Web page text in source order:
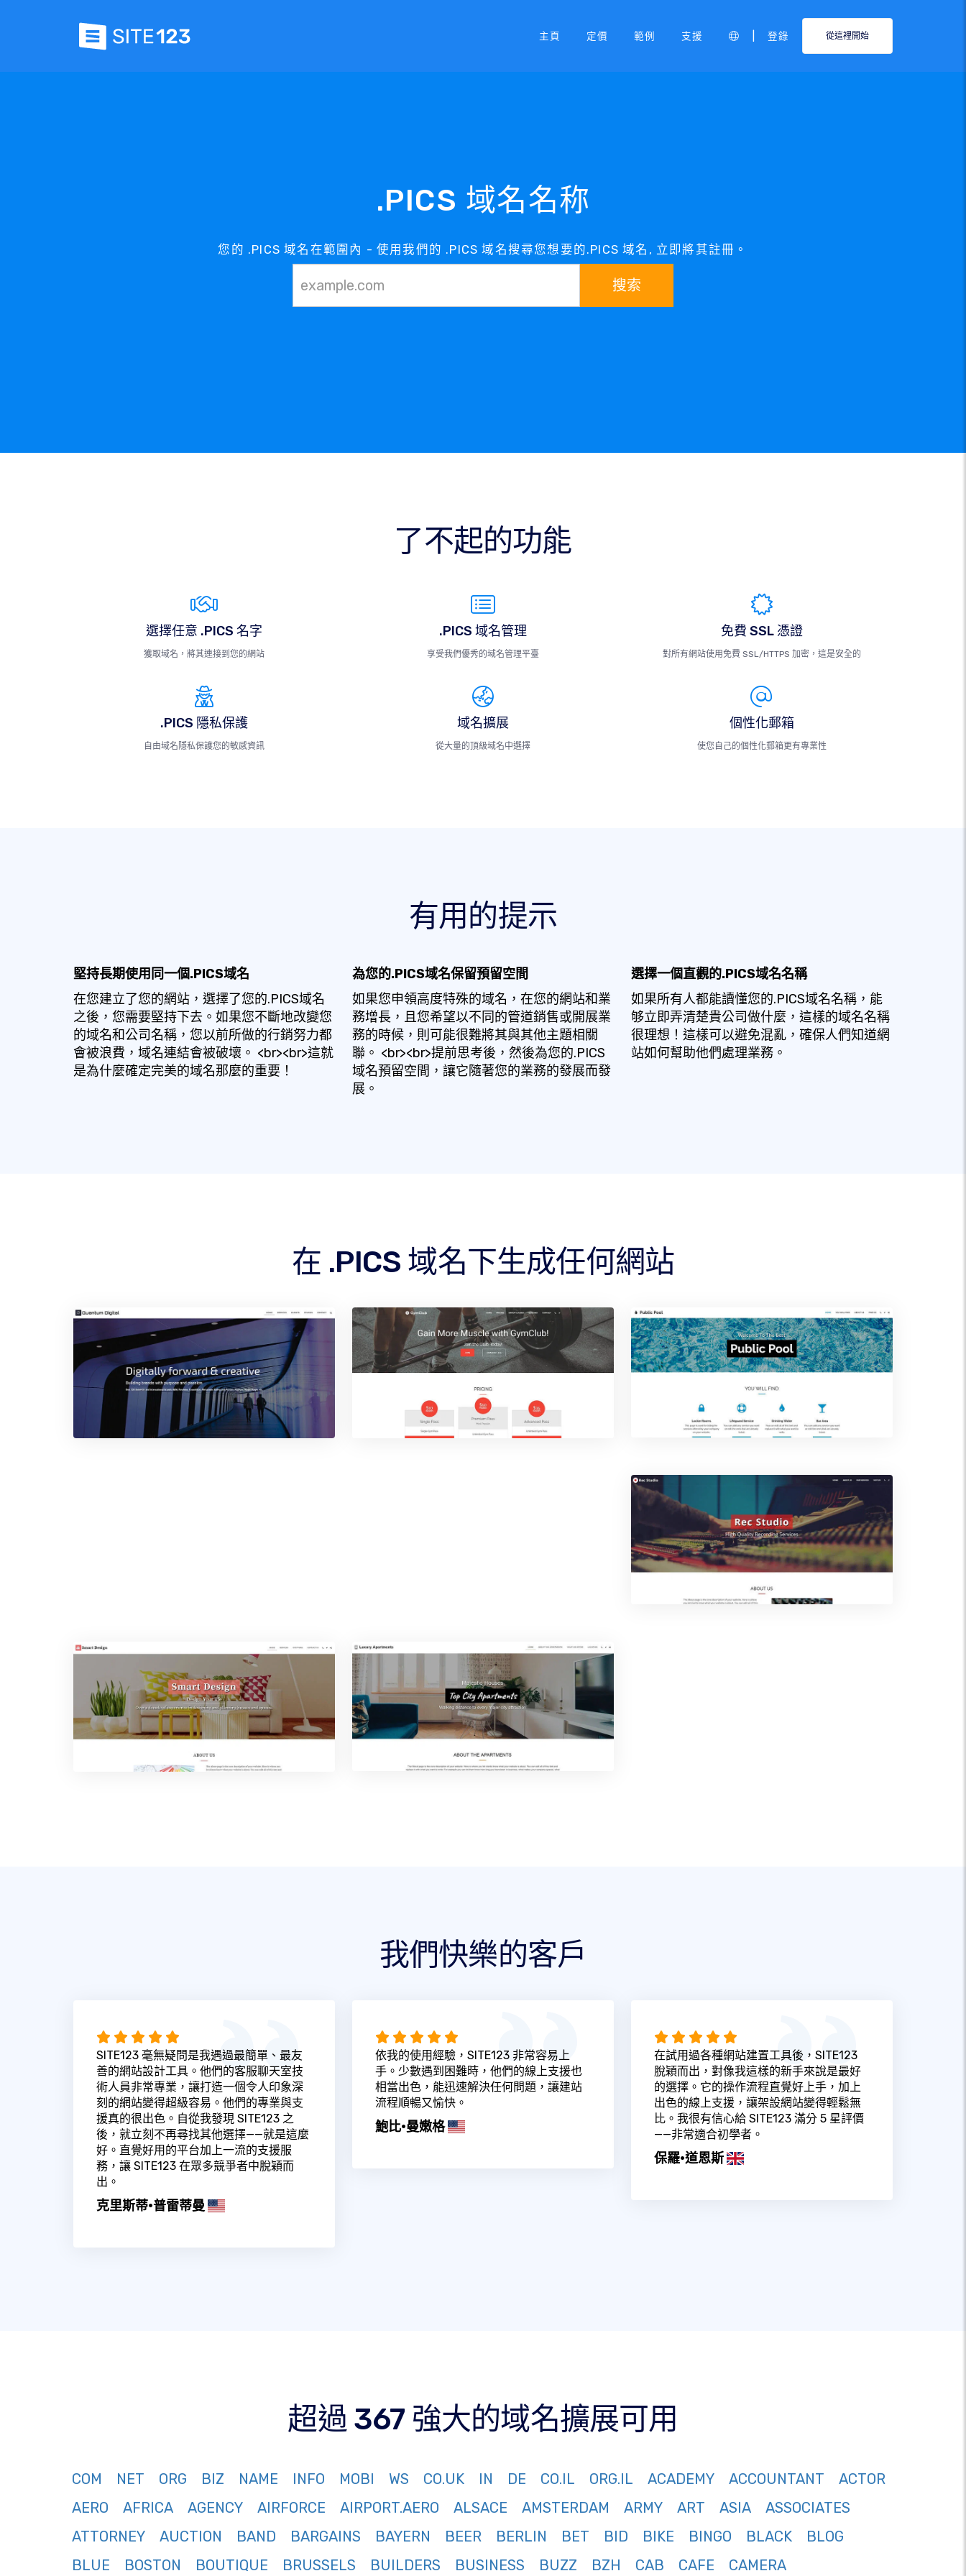
主頁 定價 範例 支援 登錄 從這裡開始
.PICS 域名名称
您的 .PICS 域名在範圍內 - 使用我們的 .PICS 域名搜尋您想要的.PICS 域名, 立即將其註冊。
搜索
了不起的功能
選擇任意 .PICS 名字
獲取域名，將其連接到您的網站
.PICS 域名管理
享受我們優秀的域名管理平臺
免費 SSL 憑證
對所有網站使用免費 SSL/HTTPS 加密，這是安全的
.PICS 隱私保護
自由域名隱私保護您的敏感資訊
域名擴展
從大量的頂級域名中選擇
個性化郵箱
使您自己的個性化郵箱更有專業性
有用的提示
堅持長期使用同一個.PICS域名
在您建立了您的網站，選擇了您的.PICS域名
之後，您需要堅持下去。如果您不斷地改變您
的域名和公司名稱，您以前所做的行銷努力都
會被浪費，域名連結會被破壞。 <br><br>這就
是為什麼確定完美的域名那麼的重要！
為您的.PICS域名保留預留空間
如果您申領高度特殊的域名，在您的網站和業
務增長，且您希望以不同的管道銷售或開展業
務的時候，則可能很難將其與其他主題相關
聯。 <br><br>提前思考後，然後為您的.PICS
域名預留空間，讓它隨著您的業務的發展而發
展。
選擇一個直觀的.PICS域名名稱
如果所有人都能讀懂您的.PICS域名名稱，能
够立即弄清楚貴公司做什麼，這樣的域名名稱
很理想！這樣可以避免混亂，確保人們知道網
站如何幫助他們處理業務。
在 .PICS 域名下生成任何網站
我們快樂的客戶
SITE123 毫無疑問是我遇過最簡單、最友
善的網站設計工具。他們的客服聊天室技
術人員非常專業，讓打造一個令人印象深
刻的網站變得超級容易。他們的專業與支
援真的很出色。自從我發現 SITE123 之
後，就立刻不再尋找其他選擇——就是這麼
好。直覺好用的平台加上一流的支援服
務，讓 SITE123 在眾多競爭者中脫穎而
出。
克里斯蒂·普雷蒂曼
依我的使用經驗，SITE123 非常容易上
手。少數遇到困難時，他們的線上支援也
相當出色，能迅速解決任何問題，讓建站
流程順暢又愉快。
鮑比·曼嫩格
在試用過各種網站建置工具後，SITE123
脫穎而出，對像我這樣的新手來說是最好
的選擇。它的操作流程直覺好上手，加上
出色的線上支援，讓架設網站變得輕鬆無
比。我很有信心給 SITE123 滿分 5 星評價
——非常適合初學者。
保羅·道恩斯
超過 367 強大的域名擴展可用
COM NET ORG BIZ NAME INFO MOBI WS CO.UK IN DE CO.IL ORG.IL ACADEMY ACCOUNTANT
ACTOR
AERO
AFRICA AGENCY AIRFORCE AIRPORT.AERO ALSACE AMSTERDAM ARMY ART ASIA
ASSOCIATES
ATTORNEY
AUCTION BAND BARGAINS BAYERN BEER BERLIN BET BID BIKE BINGO BLACK
BLOG
BLUE
BOSTON BOUTIQUE BRUSSELS BUILDERS BUSINESS BUZZ BZH CAB CAFE CAMERA